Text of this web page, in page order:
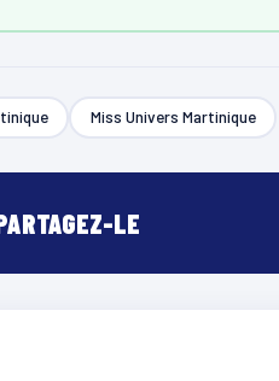
Miss Univers Martinique
LE